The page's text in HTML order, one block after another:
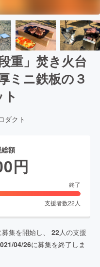
重」焚き火台
ミニ鉄板の３
ダクト
額
円
終了
支援者数22 人
募集を開始し、 22人の支援
04/26に募集を終了しま